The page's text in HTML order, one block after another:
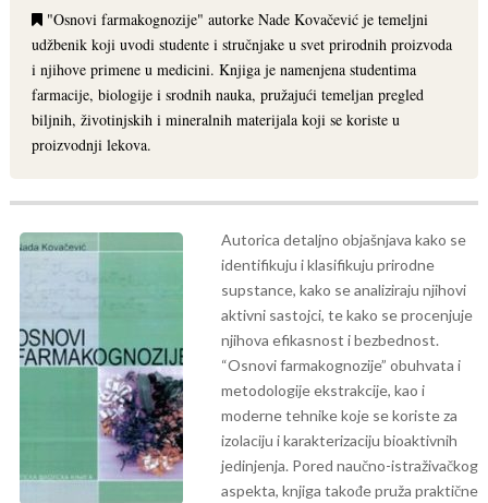
"Osnovi farmakognozije" autorke Nade Kovačević je temeljni
udžbenik koji uvodi studente i stručnjake u svet prirodnih proizvoda
i njihove primene u medicini. Knjiga je namenjena studentima
farmacije, biologije i srodnih nauka, pružajući temeljan pregled
biljnih, životinjskih i mineralnih materijala koji se koriste u
proizvodnji lekova.
Autorica detaljno objašnjava kako se
identifikuju i klasifikuju prirodne
supstance, kako se analiziraju njihovi
aktivni sastojci, te kako se procenjuje
njihova efikasnost i bezbednost.
“Osnovi farmakognozije” obuhvata i
metodologije ekstrakcije, kao i
moderne tehnike koje se koriste za
izolaciju i karakterizaciju bioaktivnih
jedinjenja. Pored naučno-istraživačkog
aspekta, knjiga takođe pruža praktične